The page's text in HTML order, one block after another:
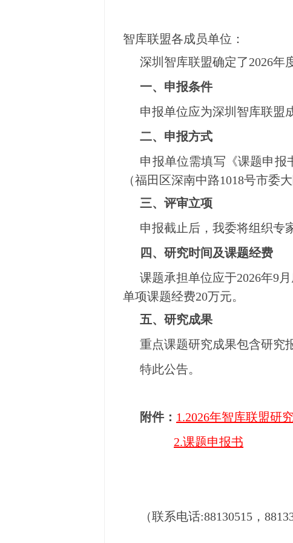
智库联盟各成员单位：
深圳智库联盟确定了2026年
一、申报条件
申报单位应为深圳智库联盟
二、申报方式
申报单位需填写《课题申报
（福田区深南中路1018号市委
三、评审立项
申报截止后，我委将组织专
四、研究时间及课题经费
课题承担单位应于2026年9
单项课题经费20万元。
五、研究成果
重点课题研究成果包含研究
特此公告。
附件： 1.2026年智库联盟研
2.课题申报书
（联系电话:88130515，